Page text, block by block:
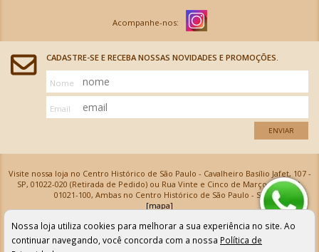
CADASTRE-SE E RECEBA NOSSAS NOVIDADES E PROMOÇÕES.
Nome
Email
ENVIAR
Visite nossa loja no Centro Histórico de São Paulo - Cavalheiro Basílio Jafet, 107 -
SP, 01022-020 (Retirada de Pedido) ou Rua Vinte e Cinco de Março, 576 - SP,
01021-100, Ambas no Centro Histórico de São Paulo - SP
[mapa]
Armarinhos Santa Cecília Ltda | CNPJ: 61.069.639/0001-18
Os preços e as condições de pagamento apresentadas na loja virtual não valem para nossa loja física e
podem sofrer alterações sem aviso prévio. Vendas com cartão de crédito sujeitas a análise e
confirmação de dados.
Nossa loja utiliza cookies para melhorar a sua experiência no site. Ao
continuar navegando, você concorda com a nossa Política de